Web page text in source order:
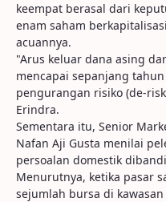
keempat berasal dari
enam saham
acuannya.
"Arus keluar dana asing
mencapai sepanjang
pengurangan risiko (de-
Erindra.
Sementara itu, Senior
Nafan Aji Gusta menilai
persoalan domestik
Menurutnya, ketika pasar
sejumlah bursa di